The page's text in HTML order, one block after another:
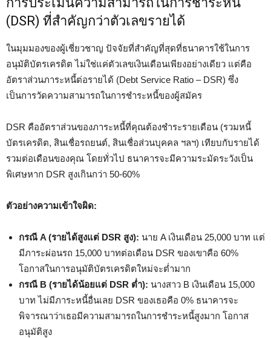
(DSR) ที่สำคัญกว่าตัวเลขรายได้
ในมุมมองของผู้เชี่ยวชาญ ปัจจัยที่สำคัญที่สุดที่ธนาคารใช้ในการ
อนุมัติบัตรเครดิต ไม่ใช่แค่ตัวเลขเงินเดือนเพียงอย่างเดียว แต่คือ
อัตราส่วนภาระหนี้ต่อรายได้ (Debt Service Ratio – DSR) ซึ่ง
เป็นการวัดความสามารถในการชำระหนี้ของผู้สมัคร
DSR คืออัตราส่วนของภาระหนี้ที่คุณต้องชำระรายเดือน (รวมหนี้
บัตรเครดิต, สินเชื่อรถยนต์, สินเชื่อส่วนบุคคล ฯลฯ) เทียบกับรายได้
รวมต่อเดือนของคุณ โดยทั่วไป ธนาคารจะมีความระมัดระวังเป็น
พิเศษหาก DSR สูงเกินกว่า 50-60%
ตัวอย่างความเข้าใจผิด:
กรณี A (รายได้สูงแต่ DSR สูง): นาย A เงินเดือน 25,000 บาท แต่
มีภาระผ่อนรถ 15,000 บาทต่อเดือน DSR ของเขาคือ 60%
โอกาสในการอนุมัติบัตรเครดิตใหม่จะต่ำมาก
กรณี B (รายได้น้อยแต่ DSR ต่ำ): นางสาว B เงินเดือน 15,000
บาท ไม่มีภาระหนี้อื่นเลย DSR ของเธอคือ 0% ธนาคารจะ
พิจารณาว่าเธอมีความสามารถในการชำระหนี้สูงมาก โอกาส
อนุมัติสูง